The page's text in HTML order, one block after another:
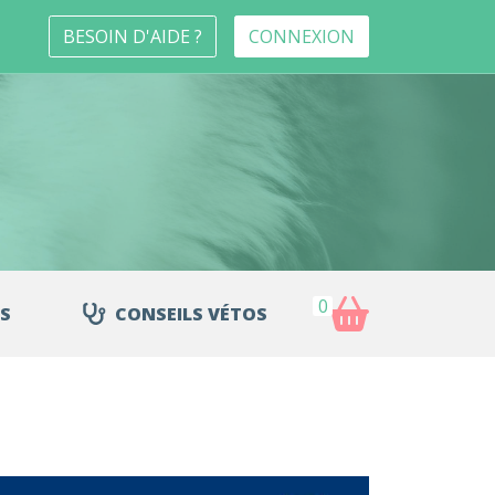
BESOIN D'AIDE ? CONNEXION
CONSEILS VÉTOS 0